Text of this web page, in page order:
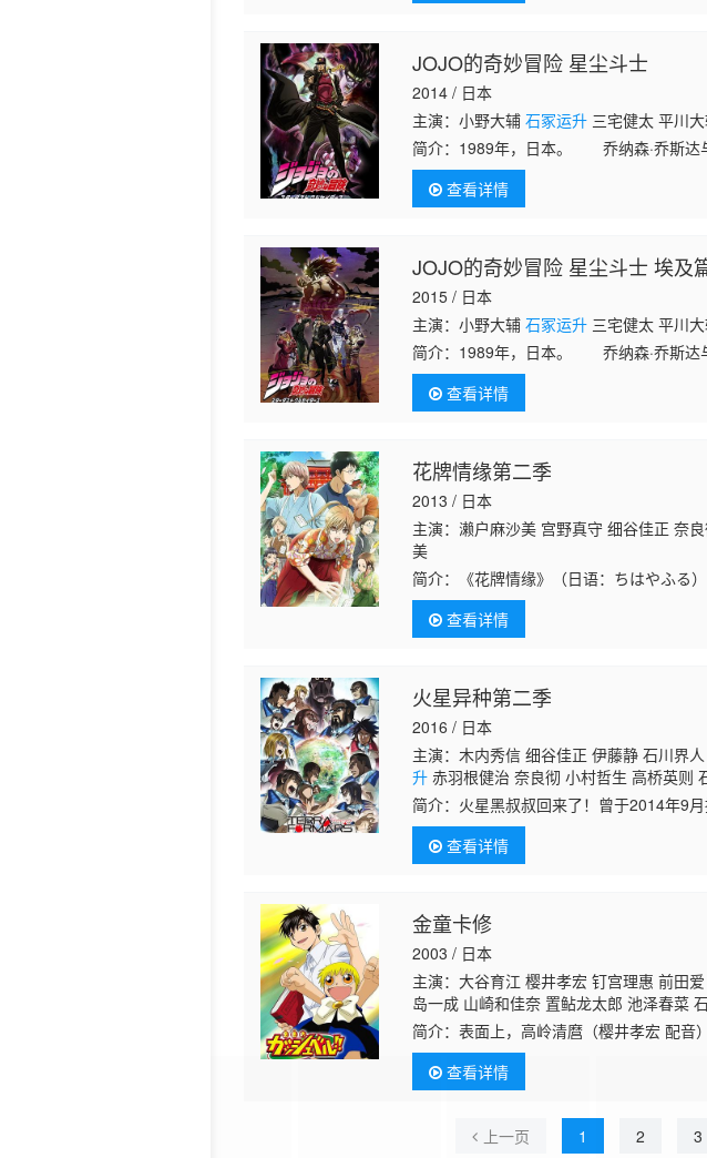
JOJO的奇妙冒险 星尘斗士
2014 / 日本
主演：小野大辅石冢运升 三宅健太 平川
简介： 1989年，日本。 乔纳森·乔斯达
条承太郎发现自己有幽波纹（替身）能力
了拯 查看详情
JOJO的奇妙冒险 星尘斗士 埃及
2015 / 日本
主演：小野大辅石冢运升 三宅健太 平川
简介： 1989年，日本。 乔纳森·乔斯达
条承太郎发现自己有幽波纹（替身）能力
了拯 查看详情
花牌情缘第二季
2013 / 日本
主演：濑户麻沙美 宫野真守 细谷佳正 奈
美
简介：
《花牌情缘》（日语：ちはやふる
漫画真厉害！》评选第一名，并于2011年
查看详情
火星异种第二季
2016 / 日本
主演：木内秀信 细谷佳正 伊藤静 石川界
升 赤羽根健治 奈良彻 小村哲生 高桥英则
简介： 火星黑叔叔回来了！曾于2014年9
仇》在今年四月新装上阵。也许因为一期
发生了改
查看详情
金童卡修
2003 / 日本
主演：大谷育江 樱井孝宏 钉宫理惠 前田
岛一成 山崎和佳奈 置鲇龙太郎 池泽春菜
子 松井菜樱子 吉田小南美 梅津秀行 金尾
成 沼田祐介 关智一 山口胜平 家弓家正 竹
子 丰岛真千子 山田木野子 熊井统子 山口
简介：表面上，高岭清麿（樱井孝宏 配音
智商的天才少年。某日，一个外表奇特的
此行前来的目的
查看详情
上一页 1 2 3